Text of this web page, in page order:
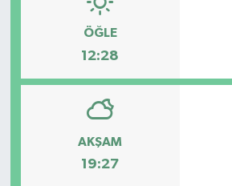
ÖĞLE
12:28
AKŞAM
19:27